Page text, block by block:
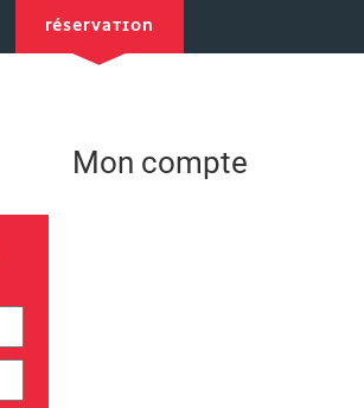
RÉSERVATION
Mon compte